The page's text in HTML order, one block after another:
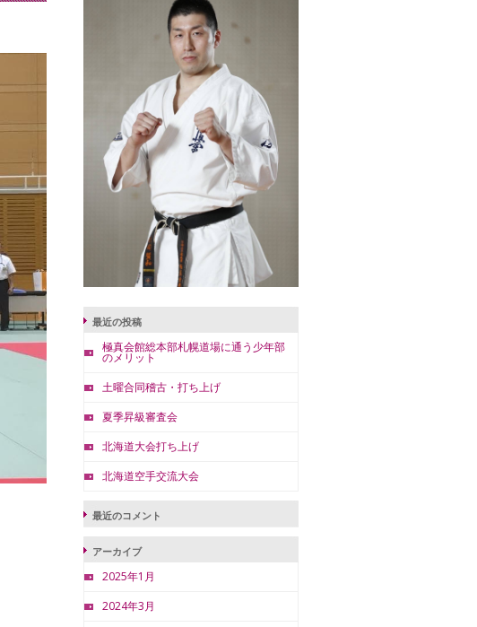
最近の投稿
極真会館総本部札幌道場に通う少年部
のメリット
土曜合同稽古・打ち上げ
夏季昇級審査会
北海道大会打ち上げ
北海道空手交流大会
最近のコメント
アーカイブ
2025年1月
2024年3月